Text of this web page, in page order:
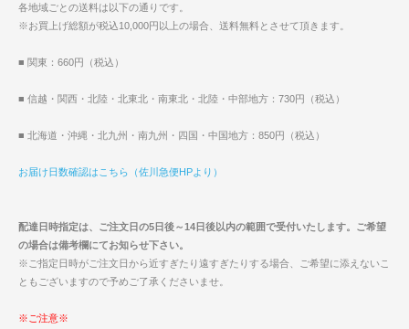
各地域ごとの送料は以下の通りです。
※お買上げ総額が税込10,000円以上の場合、送料無料とさせて頂きます。
■ 関東：660円（税込）
■ 信越・関西・北陸・北東北・南東北・北陸・中部地方：730円（税込）
■ 北海道・沖縄・北九州・南九州・四国・中国地方：850円（税込）
お届け日数確認はこちら（佐川急便HPより）
配達日時指定は、ご注文日の5日後～14日後以内の範囲で受付いたします。ご希望
の場合は備考欄にてお知らせ下さい。
※ご指定日時がご注文日から近すぎたり遠すぎたりする場合、ご希望に添えないこ
ともございますので予めご了承くださいませ。
※ご注意※